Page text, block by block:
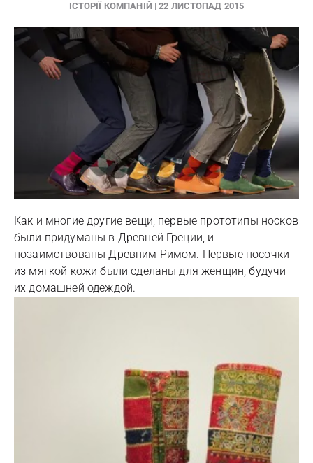
ІСТОРІЇ КОМПАНІЙ | 22 ЛИСТОПАД 2015
Как и многие другие вещи, первые прототипы носков
были придуманы в Древней Греции, и
позаимствованы Древним Римом. Первые носочки
из мягкой кожи были сделаны для женщин, будучи
их домашней одеждой.